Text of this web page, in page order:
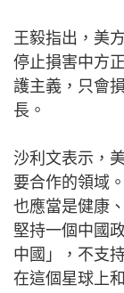
王毅指出，美
停止損害中方
護主義，只會
長。
沙利文表示，
要合作的領域
也應當是健康
堅持一個中國
中國」，不支
在這個星球上